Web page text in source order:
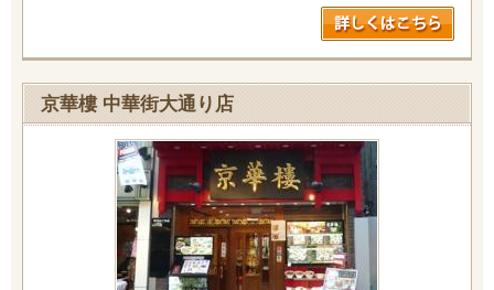
京華樓 中華街大通り店